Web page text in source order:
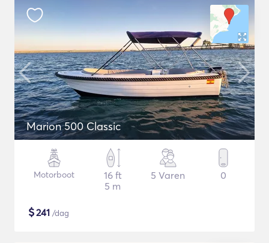
Marion 500 Classic
Motorboot
16 ft
5 m
5 Varen 0
$241 /dag